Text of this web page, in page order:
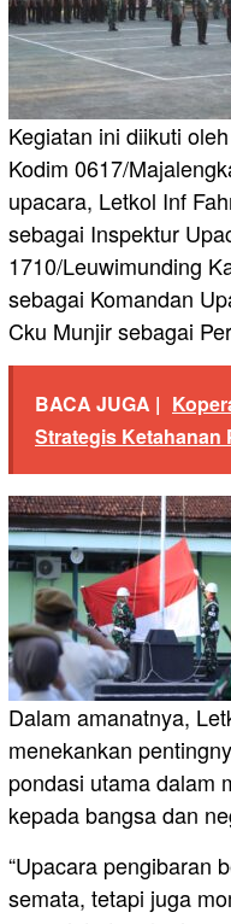
Kegiatan ini diikuti
Kodim 0617/
upacara, Letkol Inf
sebagai Inspektur
1710/Leuwimunding
sebagai Komandan
Cku Munjir sebagai
BACA JUGA |
Strategis Ketahanan
Dalam amanatnya,
menekankan
pondasi utama dalam
kepada bangsa dan
“Upacara pengibaran
semata, tetapi juga